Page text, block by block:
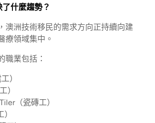
什麼趨勢？
澳洲技術移民的需求方向正持續向建
療領域集中。
職業包括：
）
）
（瓷磚工）